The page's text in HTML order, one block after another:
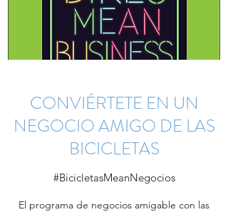
CONVIÉRTETE EN UN
NEGOCIO AMIGO DE LAS
BICICLETAS
#BicicletasMeanNegocios
El programa de negocios amigable con las